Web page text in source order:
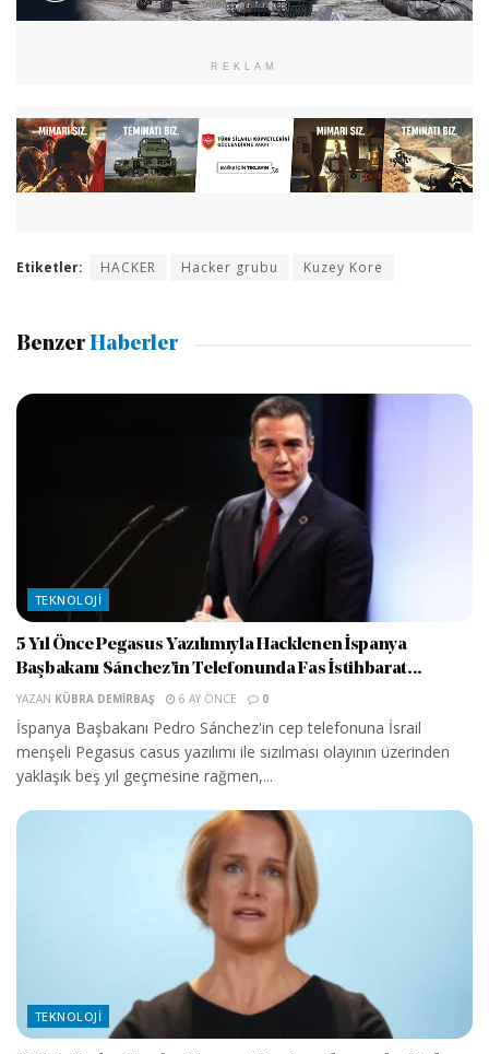
REKLAM
Etiketler: HACKER Hacker grubu Kuzey Kore
Benzer Haberler
TEKNOLOJI
5 Yıl Önce Pegasus Yazılımıyla Hacklenen İspanya
Başbakanı Sánchez’in Telefonunda Fas İstihbarat...
YAZAN KÜBRA DEMIRBAŞ 6 AY ÖNCE 0
İspanya Başbakanı Pedro Sánchez'in cep telefonuna İsrail
menşeli Pegasus casus yazılımı ile sızılması olayının üzerinden
yaklaşık beş yıl geçmesine rağmen,...
TEKNOLOJI